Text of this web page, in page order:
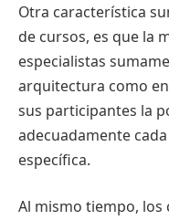
Otra característica
de cursos, es que la
especialistas
arquitectura como
sus participantes la
adecuadamente
específica.
Al mismo tiempo,